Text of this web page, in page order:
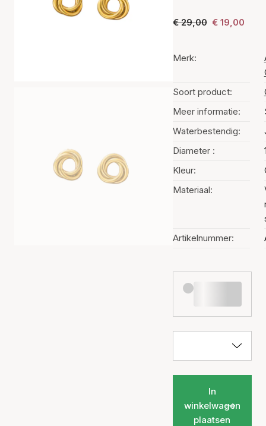
€ 29,00 € 19,00
Merk:
Soort product:
Meer informatie:
Waterbestendig:
Diameter :
Kleur:
Materiaal:
Artikelnummer:
In
winkelwagen
plaatsen